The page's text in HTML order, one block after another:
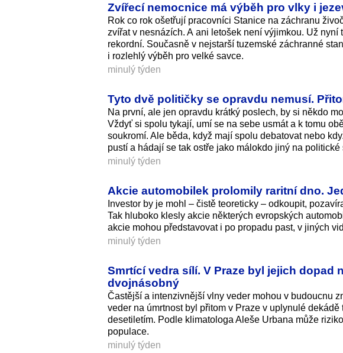
Zvířecí nemocnice má výběh pro vlky i
Rok co rok ošetřují pracovníci Stanice na záchranu
zvířat v nesnázích. A ani letošek není výjimkou. Už
rekordní. Současně v nejstarší tuzemské záchranné
i rozlehlý výběh pro velké savce.
minulý týden
Tyto dvě političky se opravdu nemusí.
Na první, ale jen opravdu krátký poslech, by si někdo
Vždyť si spolu tykají, umí se na sebe usmát a k tomu
soukromí. Ale běda, když mají spolu debatovat nebo
pustí a hádají se tak ostře jako málokdo jiný na politické
minulý týden
Akcie automobilek prolomily raritní dno.
Investor by je mohl – čistě teoreticky – odkoupit,
Tak hluboko klesly akcie některých evropských
akcie mohou představovat i po propadu past, v jiných
minulý týden
Smrtící vedra sílí. V Praze byl jejich dopad
dvojnásobný
Častější a intenzivnější vlny veder mohou v budoucnu
veder na úmrtnost byl přitom v Praze v uplynulé
desetiletím. Podle klimatologa Aleše Urbana může
populace.
minulý týden